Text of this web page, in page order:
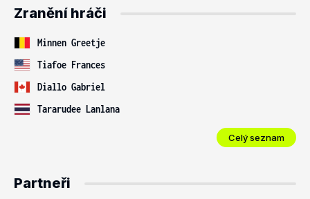
Zranění hráči
Minnen Greetje
Tiafoe Frances
Diallo Gabriel
Tararudee Lanlana
Celý seznam
Partneři